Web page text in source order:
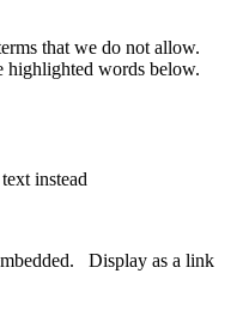
that we do not allow.
highlighted words below.
instead
Display as a link